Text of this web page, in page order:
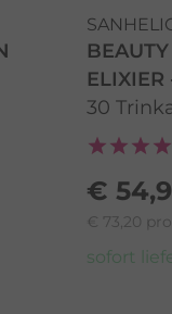
30
€
€ 73,20 pro
sofort